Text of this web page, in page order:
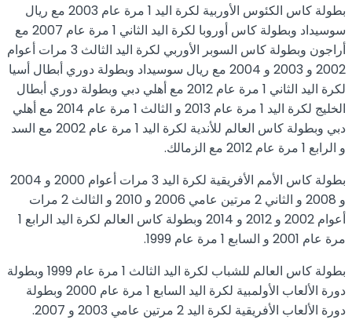
بطولة كاس الكئوس الأوربية لكرة اليد 1 مرة عام 2003 مع ريال
سوسيداد وبطولة كاس أوروبا لكرة اليد الثاني 1 مرة عام 2007 مع
أراجون وبطولة كاس السوبر الأوربي لكرة اليد الثالث 3 مرات أعوام
2002 و 2003 و 2004 مع ريال سوسيداد وبطولة دوري أبطال أسيا
لكرة اليد الثاني 1 مرة عام 2012 مع أهلي دبي وبطولة دوري أبطال
الخليج لكرة اليد 1 مرة عام 2013 و الثالث 1 مرة عام 2014 مع أهلي
دبي وبطولة كاس العالم للأندية لكرة اليد 1 مرة عام 2002 مع السد
و الرابع 1 مرة عام 2012 مع الزمالك.
بطولة كاس الأمم الأفريقية لكرة اليد 3 مرات أعوام 2000 و 2004
و 2008 و الثاني 2 مرتين عامي 2006 و 2010 و الثالث 2 مرات
أعوام 2002 و 2012 و 2014 وبطولة كاس العالم لكرة اليد الرابع 1
مرة عام 2001 و السابع 1 مرة عام 1999.
بطولة كاس العالم للشباب لكرة اليد الثالث 1 مرة عام 1999 وبطولة
دورة الألعاب الأولمبية لكرة اليد السابع 1 مرة عام 2000 وبطولة
دورة الألعاب الأفريقية لكرة اليد 2 مرتين عامي 2003 و 2007.